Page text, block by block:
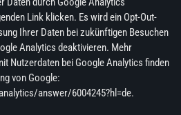
Link klicken. Es wird ein Opt-Out-
Ihrer Daten bei zukünftigen Besuchen
Analytics deaktivieren. Mehr
Nutzerdaten bei Google Analytics finden
von Google:
answer/6004245?hl=de.